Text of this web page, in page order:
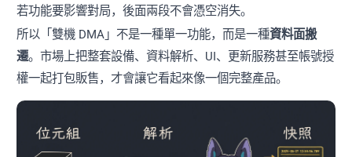
若功能要影響對局，後面兩段不會憑空消失。
所以「雙機 DMA」不是一種單一功能，而是一種資料面搬
遷。市場上把整套設備、資料解析、UI、更新服務甚至帳號授
權一起打包販售，才會讓它看起來像一個完整產品。